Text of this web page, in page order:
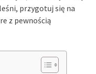
przygotuj się na
z pewnością